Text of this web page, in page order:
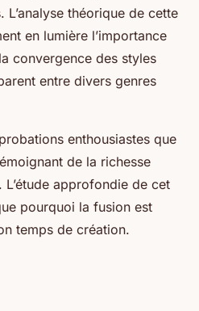
théorique de cette
en lumière l’importance
convergence des styles
entre divers genres
enthousiastes que
de la richesse
. L’étude approfondie de cet
pourquoi la fusion est
temps de création.